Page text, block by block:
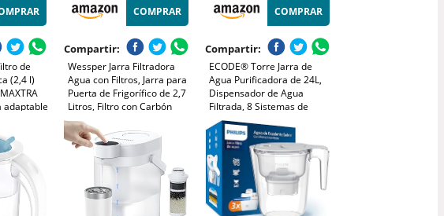
de
(2,4 l)
adaptable
e
COMPRAR
Compartir:
Wessper Jarra Filtradora
Agua con Filtros, Jarra para
Puerta de Frigorífico de 2,7
Litros, Filtro con Carbón
Activo y Resina de
Intercambio Iónico, Jarra y
Juego de 6 Cartuchos -
Negro
COMPRAR
Compartir:
ECODE® Torre Jarra de
Agua Purificadora de 24L,
Dispensador de Agua
Filtrada, 8 Sistemas de
Filtrado, Filtro Cerámico,
Carbon, Piedras Naturales,
Jarra Purificadora, Aqua
Filter Tower